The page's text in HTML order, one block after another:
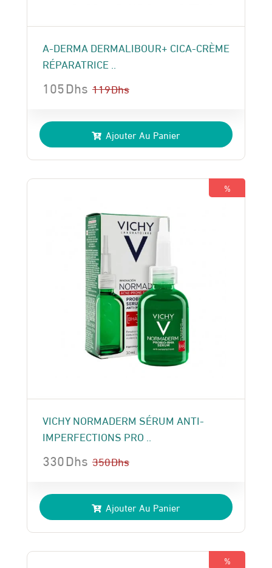
A-DERMA DERMALIBOUR+ CICA-CRÈME
RÉPARATRICE ..
119Dhs
prix
initial
était :
119 Dhs.
105Dhs
prix
actuel
est :
105 Dhs.
Ajouter Au Panier
%
VICHY NORMADERM SÉRUM ANTI-
IMPERFECTIONS PRO ..
350Dhs
prix
initial
était :
350 Dhs.
330Dhs
prix
actuel
est :
330 Dhs.
Ajouter Au Panier
%